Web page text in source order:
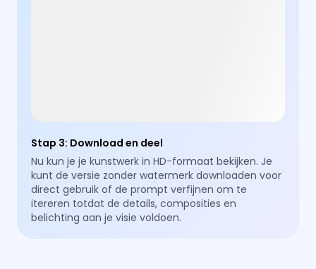
Stap 3: Download en deel
Nu kun je je kunstwerk in HD-formaat bekijken. Je
kunt de versie zonder watermerk downloaden voor
direct gebruik of de prompt verfijnen om te
itereren totdat de details, composities en
belichting aan je visie voldoen.